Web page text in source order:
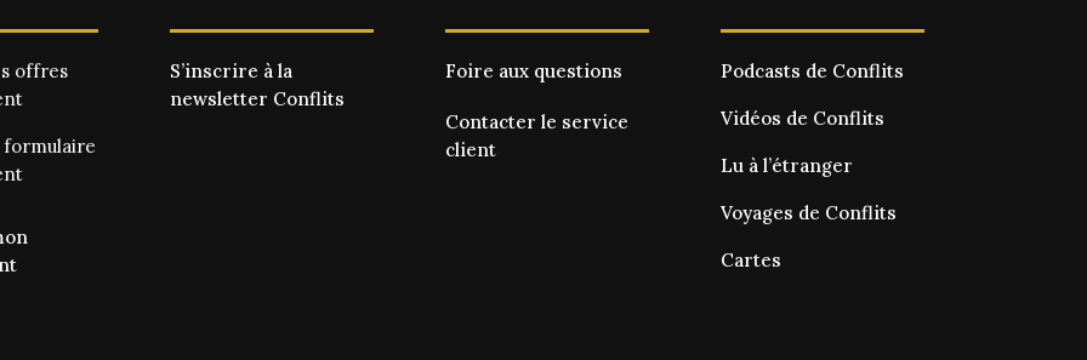
offres
formulaire
S’inscrire à la
newsletter Conflits
Foire aux questions
Contacter le service
client
Podcasts de Conflits
Vidéos de Conflits
Lu à l’étranger
Voyages de Conflits
Cartes